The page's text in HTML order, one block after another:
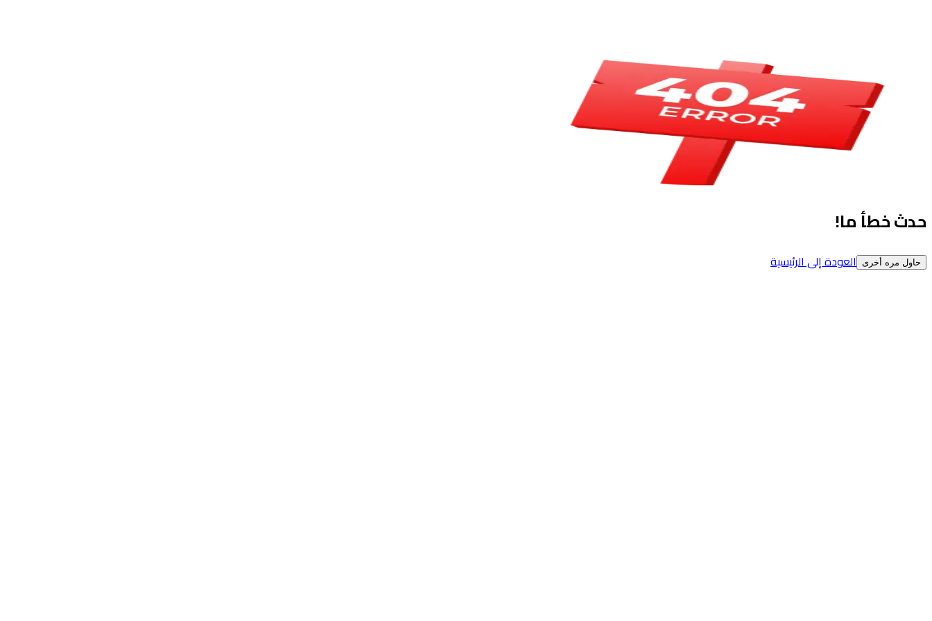
حدث خطأ ما!
حاول مره أخرى العودة إلى الرئيسية